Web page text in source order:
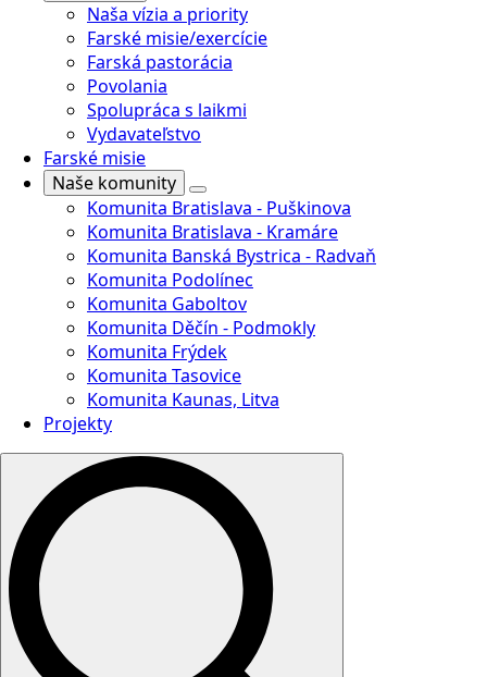
Naša vízia a priority
Farské misie/exercície
Farská pastorácia
Povolania
Spolupráca s laikmi
Vydavateľstvo
Farské misie
Naše komunity
Komunita Bratislava - Puškinova
Komunita Bratislava - Kramáre
Komunita Banská Bystrica - Radvaň
Komunita Podolínec
Komunita Gaboltov
Komunita Děčín - Podmokly
Komunita Frýdek
Komunita Tasovice
Komunita Kaunas, Litva
Projekty